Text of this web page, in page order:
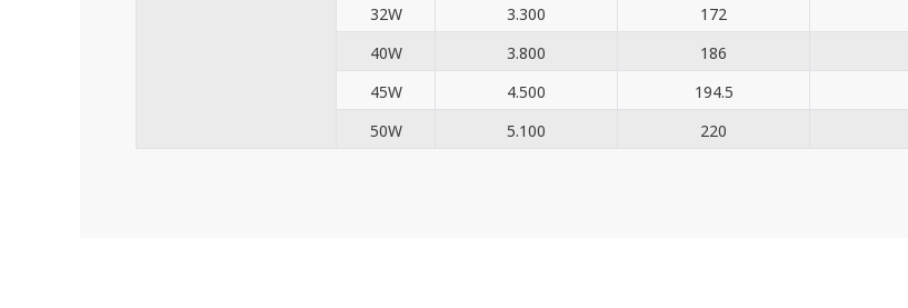
32W
3.300 172
40W
3.800 186
45W
4.500 194.5
50W
5.100 220